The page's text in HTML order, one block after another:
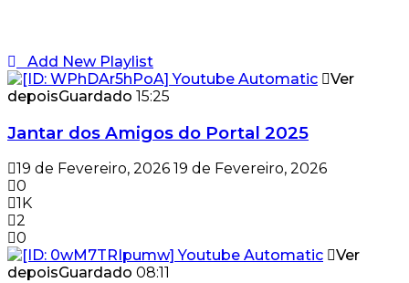
Add New Playlist
Ver
depoisGuardado 15:25
Jantar dos Amigos do Portal 2025
19 de Fevereiro, 2026 19 de Fevereiro, 2026
0
1K
2
0
Ver
depoisGuardado 08:11